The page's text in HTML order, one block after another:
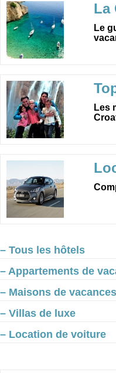
La
Le
Les
– Tous les hôtels
– Appartements de
– Maisons de vacances
– Villas de luxe
– Location de voiture